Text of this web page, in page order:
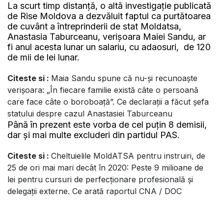
La scurt timp distanță, o altă investigație publicată
de Rise Moldova a dezvăluit faptul ca purtătoarea
de cuvânt a întreprinderii de stat Moldatsa,
Anastasia Taburceanu, verișoara Maiei Sandu, ar
fi anul acesta lunar un salariu, cu adaosuri, de 120
de mii de lei lunar.
Citeste si : Maia Sandu spune că nu-și recunoaște
verișoara: „În fiecare familie există câte o persoană
care face câte o boroboață”. Ce declarații a făcut șefa
statului despre cazul Anastasiei Taburceanu
Până în prezent este vorba de cel puțin 8 demisii,
dar și mai multe excluderi din partidul PAS.
Citeste si : Cheltuielile MoldATSA pentru instruiri, de
25 de ori mai mari decât în 2020: Peste 9 milioane de
lei pentru cursuri de perfecționare profesională și
delegații externe. Ce arată raportul CNA / DOC